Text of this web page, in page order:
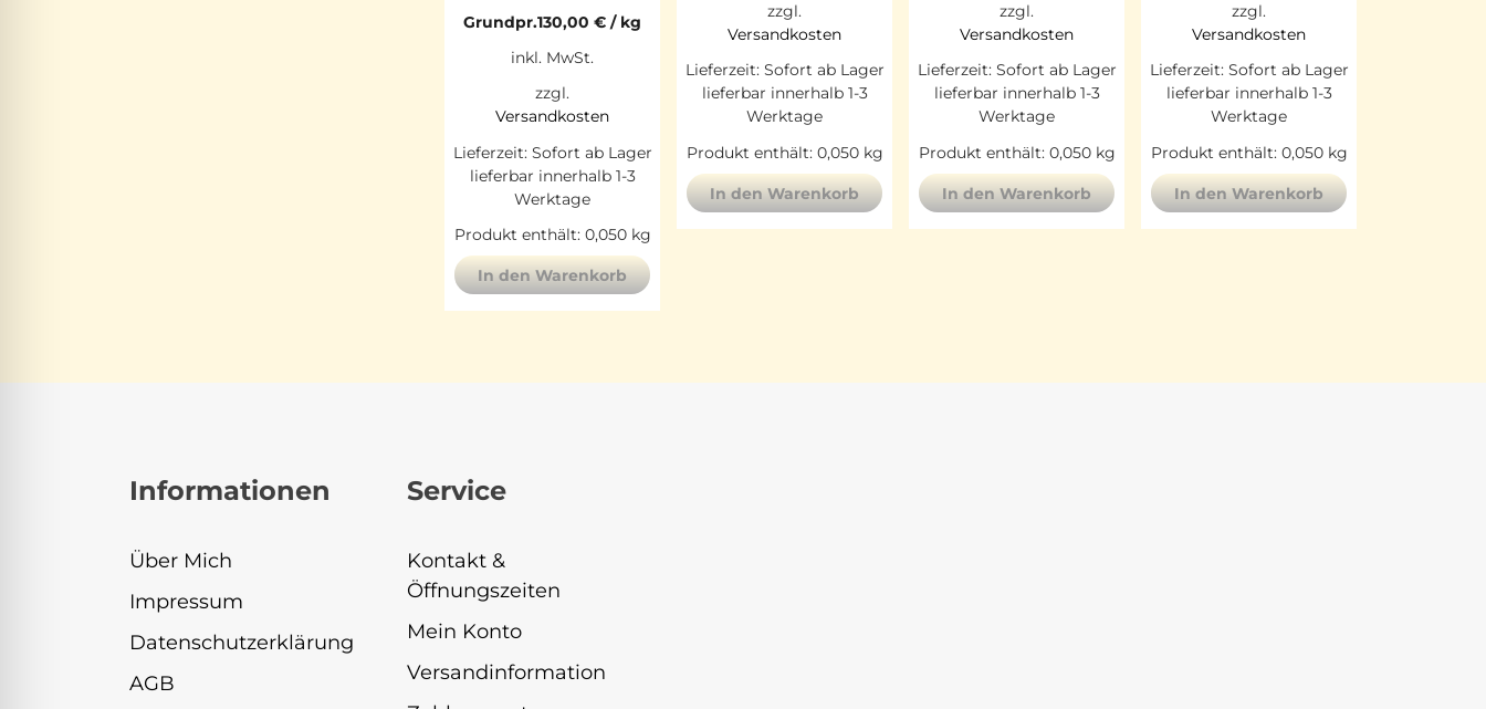
Grundpr.130,00 € / kg
inkl. MwSt.
zzgl.
Versandkosten
Lieferzeit: Sofort ab Lager
lieferbar innerhalb 1-3
Werktage
Produkt enthält: 0,050 kg
In den Warenkorb
zzgl.
Versandkosten
Lieferzeit: Sofort ab Lager
lieferbar innerhalb 1-3
Werktage
Produkt enthält: 0,050 kg
In den Warenkorb
zzgl.
Versandkosten
Lieferzeit: Sofort ab Lager
lieferbar innerhalb 1-3
Werktage
Produkt enthält: 0,050 kg
In den Warenkorb
zzgl.
Versandkosten
Lieferzeit: Sofort ab Lager
lieferbar innerhalb 1-3
Werktage
Produkt enthält: 0,050 kg
In den Warenkorb
Informationen
Über Mich
Impressum
Datenschutzerklärung
AGB
Service
Kontakt &
Öffnungszeiten
Mein Konto
Versandinformation